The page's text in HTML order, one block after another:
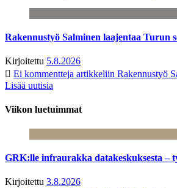
Rakennustyö Salminen laajentaa Turun
Kirjoitettu 5.8.2026
Ei kommentteja artikkeliin Rakennustyö
Lisää uutisia
Viikon luetuimmat
GRK:lle infraurakka datakeskuksesta –
Kirjoitettu 3.8.2026